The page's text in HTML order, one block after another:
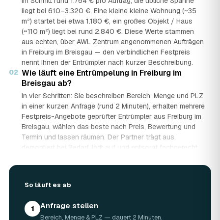
liegt bei 610–3.320 €. Eine kleine kleine Wohnung (~35
m²) startet bei etwa 1.180 €, ein großes Objekt / Haus
(~110 m²) liegt bei rund 2.840 €. Diese Werte stammen
aus echten, über AWL Zentrum angenommenen Aufträgen
in Freiburg im Breisgau — den verbindlichen Festpreis
nennt Ihnen der Entrümpler nach kurzer Beschreibung.
02 Wie läuft eine Entrümpelung in Freiburg im
Breisgau ab?
In vier Schritten: Sie beschreiben Bereich, Menge und PLZ
in einer kurzen Anfrage (rund 2 Minuten), erhalten mehrere
Festpreis-Angebote geprüfter Entrümpler aus Freiburg im
Breisgau, wählen das beste nach Preis, Bewertung und
Termin und lassen räumen. Der Partner trägt aus,
demontiert bei Bedarf, lädt auf und entsorgt fachgerecht
03 Wie lange dauert eine Entrümpelung?
Das hängt von der Größe ab: Ein Keller oder einzelner
eine komplette Wohnung oder ein Haus in Freiburg im
Breisgau kann ein bis zwei Tage dauern. Einen Termin gibt
So läuft es ab
1 Anfrage stellen
Bereich, Menge & PLZ — dauert 2 Minuten.